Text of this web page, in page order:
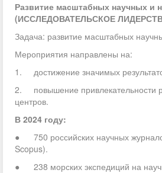
Развитие масштабных научных и
(ИССЛЕДОВАТЕЛЬСКОЕ
Задача: развитие масштабных
Мероприятия направлены на:
1. достижение значимых
2. повышение привлекательности
центров.
В 2024 году:
● 750 российских научных
Scopus).
● 238 морских экспедиций на